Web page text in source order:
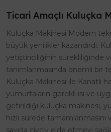
Ticari Amaçlı Kuluçka
Kuluçka Makinesi Modern
büyük yenilikler kazandırdı.
yetiştiriciliğinin sürekliliğinde
tanımlanmasında önemli bir
Kuluçka Makinesi ile Kanatlı
yumurtaların gerekli ısı ve
getirildiği kuluçka makinesi,
hızlı sürede
sayıda civciv elde etmeyi